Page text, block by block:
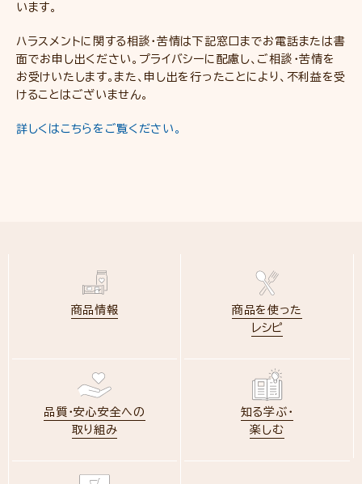
います。
ハラスメントに関する相談・苦情は下記窓口までお電話または書
面でお申し出ください。プライバシーに配慮し、ご相談・苦情を
お受けいたします。また、申し出を行ったことにより、不利益を受
けることはございません。
詳しくはこちらをご覧ください。
商品情報
商品を使った
レシピ
品質・安心安全への
取り組み
知る学ぶ・
楽しむ